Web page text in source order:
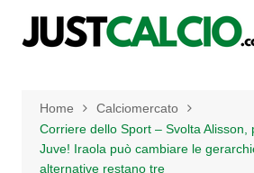
Home
Calciomercato
Corriere dello Sport – Svolta Alisson,
Juve! Iraola può cambiare le
alternative restano tre